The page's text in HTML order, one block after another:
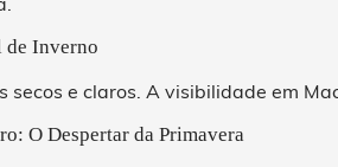
de Inverno
secos e claros. A visibilidade em
O Despertar da Primavera